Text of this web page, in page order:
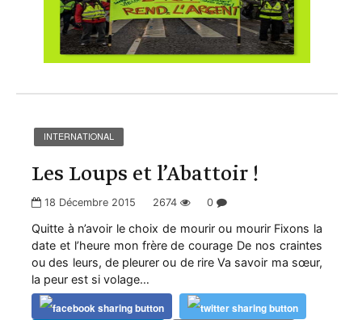
INTERNATIONAL
Les Loups et l’Abattoir !
18 Décembre 2015 2674 0
Quitte à n’avoir le choix de mourir ou mourir Fixons la
date et l’heure mon frère de courage De nos craintes
ou des leurs, de pleurer ou de rire Va savoir ma sœur,
la peur est si volage…